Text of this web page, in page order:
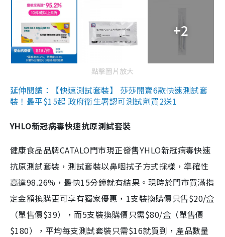
+2
點擊圖片放大
延伸閱讀：【快速測試套裝】 莎莎開賣6款快速測試套
裝！最平$15起 政府衛生署認可測試劑買2送1
YHLO新冠病毒快速抗原測試套裝
健康食品品牌CATALO門市現正發售YHLO新冠病毒快速
抗原測試套裝，測試套裝以鼻咽拭子方式採樣，準確性
高達98.26%，最快15分鐘就有結果。現時於門市買滿指
定金額換購更可享有獨家優惠，1支裝換購價只售$20/盒
（單售價$39），而5支裝換購價只需$80/盒（單售價
$180），平均每支測試套裝只需$16就買到，產品數量